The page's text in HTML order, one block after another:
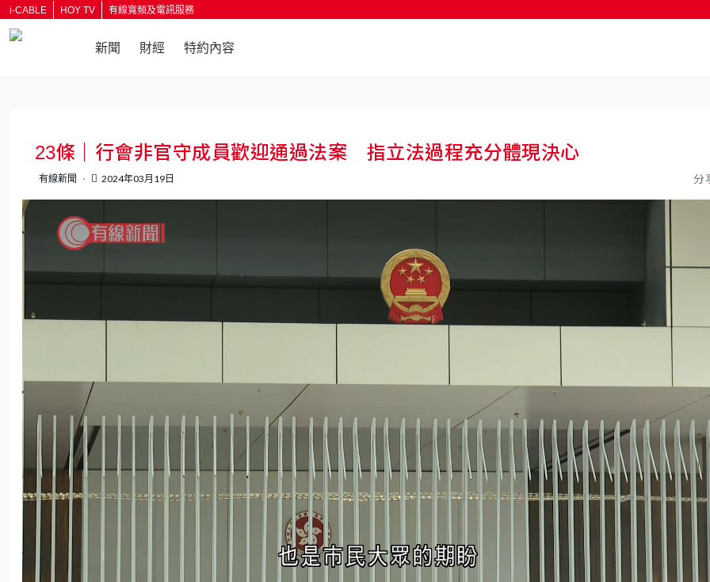
i-CABLE HOY TV 有線寬頻及電訊服務
新聞 財經 特約內容
23條｜行會非官守成員歡迎通過法案 指立法過程充分體現決心
有線新聞 2024年03月19日 分